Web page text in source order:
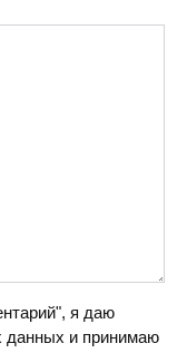
я даю
данных и принимаю